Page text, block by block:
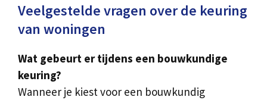
Veelgestelde vragen over de keuring
van woningen
Wat gebeurt er tijdens een bouwkundige
keuring?
Wanneer je kiest voor een bouwkundig